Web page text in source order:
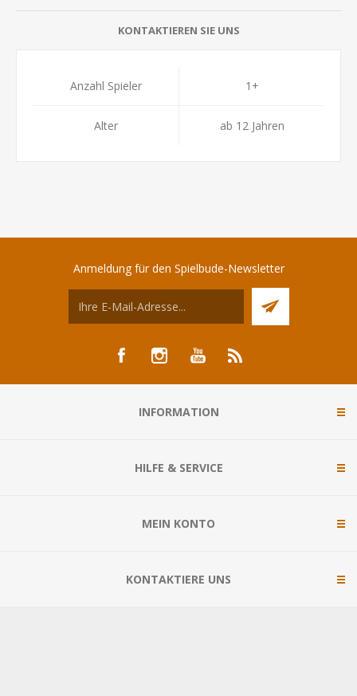
KONTAKTIEREN SIE UNS
Anzahl Spieler 1+
Alter ab 12 Jahren
Anmeldung für den Spielbude-Newsletter
INFORMATION
HILFE & SERVICE
MEIN KONTO
KONTAKTIERE UNS